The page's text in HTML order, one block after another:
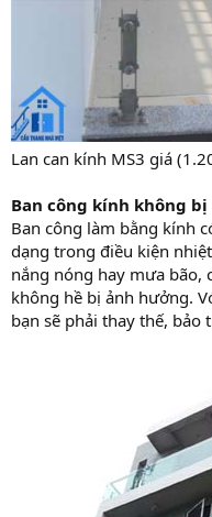
Lan can kính MS3 giá
Ban công kính không
Ban công làm bằng kính
dạng trong điều kiện
nắng nóng hay mưa bão,
không hề bị ảnh hưởng.
bạn sẽ phải thay thế, bảo